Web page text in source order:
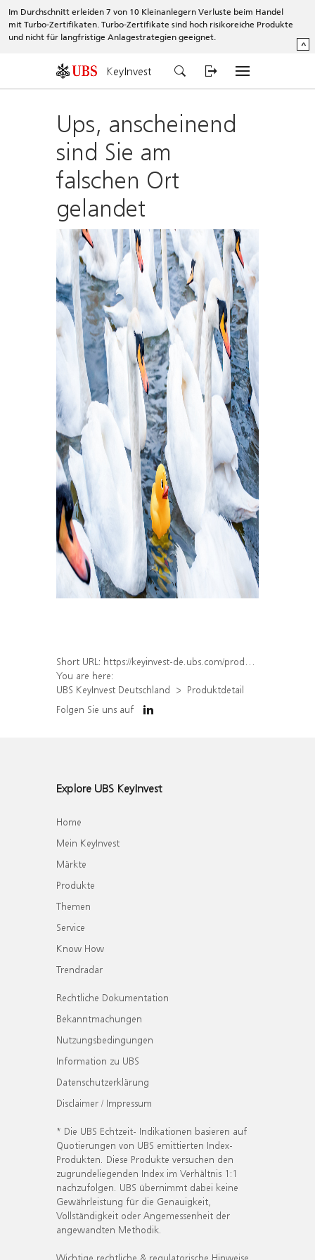
Im Durchschnitt erleiden 7 von 10 Kleinanlegern Verluste beim Handel
mit Turbo-Zertifikaten. Turbo-Zertifikate sind hoch risikoreiche Produkte
und nicht für langfristige Anlagestrategien geeignet.
^
KeyInvest
Ups, anscheinend
sind Sie am
falschen Ort
gelandet
Short URL: https://keyinvest-de.ubs.com/produkt/detail/index/isin/DE000WA2DKW4
You are here:
UBS KeyInvest Deutschland
Produktdetail
Folgen Sie uns auf
Explore UBS KeyInvest
Home
Mein KeyInvest
Märkte
Produkte
Themen
Service
Know How
Trendradar
Rechtliche Dokumentation
Bekanntmachungen
Nutzungsbedingungen
Information zu UBS
Datenschutzerklärung
Disclaimer / Impressum
* Die UBS Echtzeit- Indikationen basieren auf
Quotierungen von UBS emittierten Index-
Produkten. Diese Produkte versuchen den
zugrundeliegenden Index im Verhältnis 1:1
nachzufolgen. UBS übernimmt dabei keine
Gewährleistung für die Genauigkeit,
Vollständigkeit oder Angemessenheit der
angewandten Methodik.